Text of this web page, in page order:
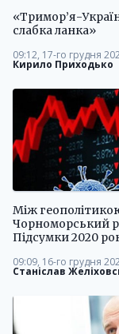
«Тримор’я-
слабка ланка»
09:12, 17-го грудня
Кирило Приходько
Між
Чорноморський
Підсумки 2020
09:09, 16-го грудня
Станіслав